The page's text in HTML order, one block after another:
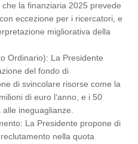
la finanziaria 2025 prevede
eccezione per i ricercatori, e
migliorativa della
Ordinario): La Presidente
del fondo di
di svincolare risorse come la
di euro l'anno, e i 50
ineguaglianze.
La Presidente propone di
nella quota